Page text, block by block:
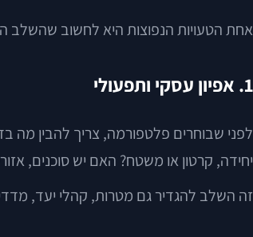
אחת הטעויות הנפוצות היא לחשוב שהשלב
1. אפיון עסקי ותפעולי
לפני שבוחרים פלטפורמה, צריך להבין
יחידה, קרטון או משטח? האם יש סוכנים,
זה השלב להגדיר גם מטרות, קהלי יעד,